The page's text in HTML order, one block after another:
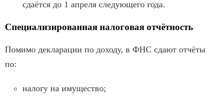
сдаётся до 1 апреля следующего года.
Специализированная налоговая отчётность
Помимо декларации по доходу, в ФНС сдают отчёты
по:
налогу на имущество;